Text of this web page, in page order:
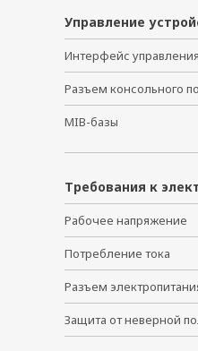
Управление
Интерфейс управления
Разъем консольного
MIB-базы
Требования к
Рабочее напряжение
Потребление тока
Разъем
Защита от неверной